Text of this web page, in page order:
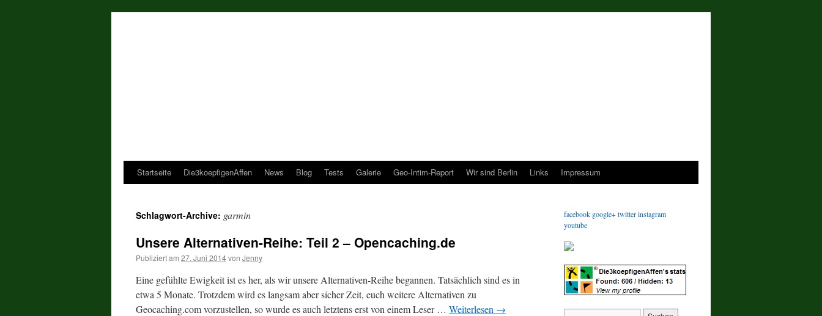
Startseite Die3koepfigenAffen News Blog Tests Galerie Geo-Intim-Report Wir sind Berlin Links Impressum
Schlagwort-Archive: garmin
Unsere Alternativen-Reihe: Teil 2 – Opencaching.de
Publiziert am 27. Juni 2014von Jenny
Eine gefühlte Ewigkeit ist es her, als wir unsere Alternativen-Reihe begannen. Tatsächlich sind es in
etwa 5 Monate. Trotzdem wird es langsam aber sicher Zeit, euch weitere Alternativen zu
Geocaching.com vorzustellen, so wurde es auch letztens erst von einem Leser … Weiterlesen →
facebook google+twitterinstagram
youtube